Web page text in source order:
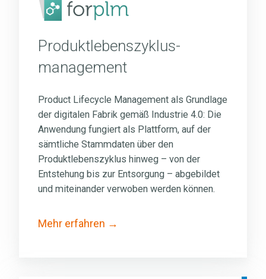
Produktlebenszyklus­
management
Product Lifecycle Management als Grundlage
der digitalen Fabrik gemäß Industrie 4.0: Die
Anwendung fungiert als Plattform, auf der
sämtliche Stammdaten über den
Produktlebenszyklus hinweg – von der
Entstehung bis zur Entsorgung – abgebildet
und miteinander verwoben werden können.
Mehr erfahren